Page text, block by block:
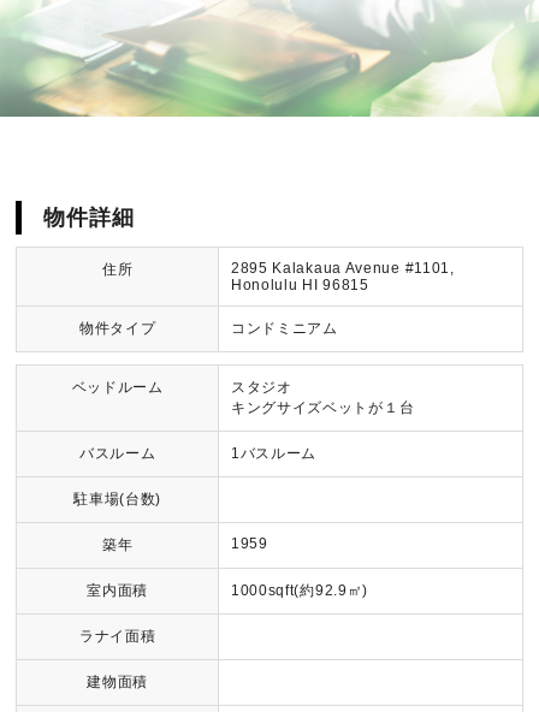
物件詳細
住所
2895 Kalakaua Avenue #1101,
Honolulu HI 96815
物件タイプ コンドミニアム
ベッドルーム
スタジオ
キングサイズベットが１台
バスルーム 1バスルーム
駐車場(台数)
築年 1959
室内面積 1000sqft(約92.9㎡)
ラナイ面積
建物面積